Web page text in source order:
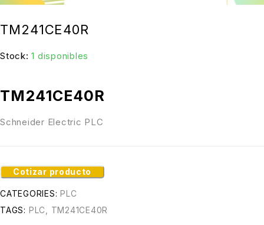
TM241CE40R
Stock: 1 disponibles
TM241CE40R
Schneider Electric PLC
Cotizar producto
CATEGORIES: PLC
TAGS: PLC TM241CE40R